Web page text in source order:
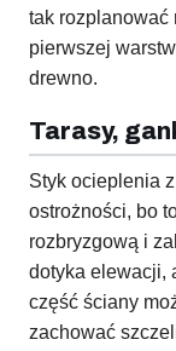
tak rozplanować
pierwszej
drewno.
Tarasy,
Styk ocieplenia
ostrożności, bo
rozbryzgową i
dotyka elewacji,
część ściany
zachować